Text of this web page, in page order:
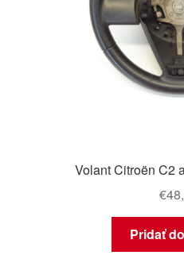
Volant Citroën C2
€
Pridať